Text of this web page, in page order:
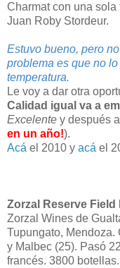
Charmat con una
Juan Roby Stordeur.
Estuvo bueno, pero
problema es que no
temperatura.
Le voy a dar otra
Calidad igual va a
Excelente y después
en un año!).
Acá el 2010 y acá el
Zorzal Reserve Field
Zorzal Wines de
Tupungato, Mendoza.
y Malbec (25). Pasó
francés. 3800